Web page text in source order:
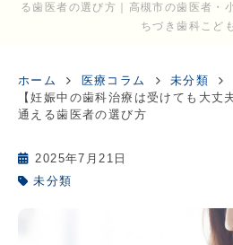
る歯医者の選び方｜高槻市の歯医者・
ちづき歯科こど
ホーム 医療コラム
未分類
【妊娠中の歯科治療は受けても大丈
通える歯医者の選び方
2025年7月21日
未分類